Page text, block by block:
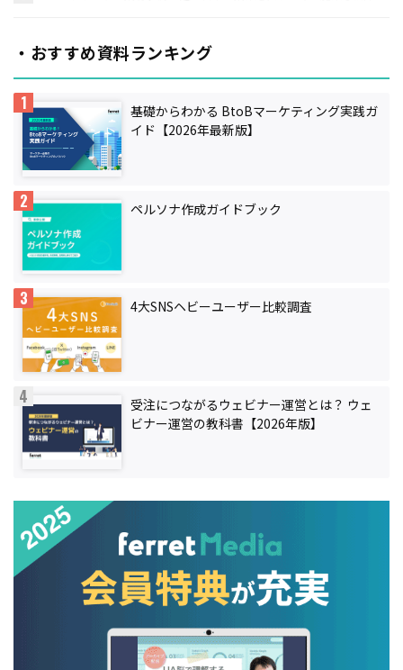
・おすすめ資料ランキング
基礎からわかる BtoBマーケティング実践ガ
イド【2026年最新版】
ペルソナ作成ガイドブック
4大SNSヘビーユーザー比較調査
受注につながるウェビナー運営とは？ ウェ
ビナー運営の教科書【2026年版】